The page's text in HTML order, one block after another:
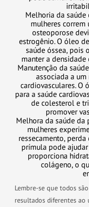
Melhoria da saúde
mulheres correm
osteoporose
estrogênio. O óleo
saúde óssea, pois
manter a
Manutenção da
associada a
cardiovasculares. O
para a saúde
de colesterol e
promover
Melhora da saúde da
mulheres
ressecamento,
prímula pode
proporciona
colágeno, o
Lembre-se que todos
resultados diferentes